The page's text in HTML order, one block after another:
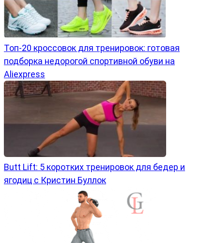
Топ-20 кроссовок для тренировок: готовая
подборка недорогой спортивной обуви на
Aliexpress
Butt Lift: 5 коротких тренировок для бедер и
ягодиц с Кристин Буллок